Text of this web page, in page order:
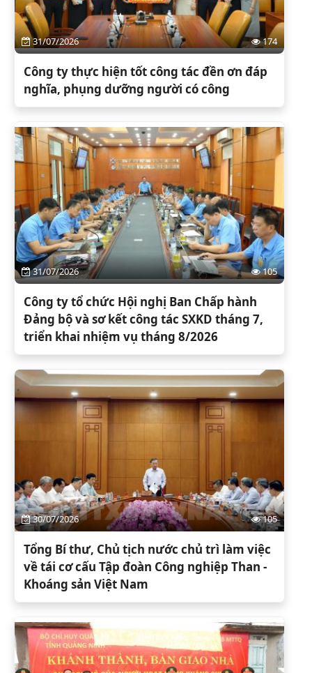
31/07/2026 174
Công ty thực hiện tốt công tác đền ơn đáp
nghĩa, phụng dưỡng người có công
31/07/2026 105
Công ty tổ chức Hội nghị Ban Chấp hành
Đảng bộ và sơ kết công tác SXKD tháng 7,
triển khai nhiệm vụ tháng 8/2026
30/07/2026 105
Tổng Bí thư, Chủ tịch nước chủ trì làm việc
về tái cơ cấu Tập đoàn Công nghiệp Than -
Khoáng sản Việt Nam